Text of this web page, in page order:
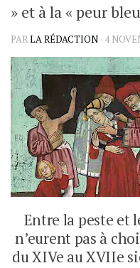
» et à la « peur
PARLA RÉDACTION · 4
Entre la peste et
n’eurent pas à
du XIVe au XVIIe